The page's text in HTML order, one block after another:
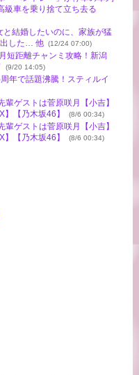
車を乗り捨て立ち去る
結婚したいのに、家族が猛
出した… 他 (12/24 07:00)
短距離チャンミ攻略！新潟
(9/20 14:05)
年で話題沸騰！スティルイ
ゲストは菅原咲月【小吉】
】【乃木坂46】
(8/6 00:34)
ゲストは菅原咲月【小吉】
】【乃木坂46】
(8/6 00:34)